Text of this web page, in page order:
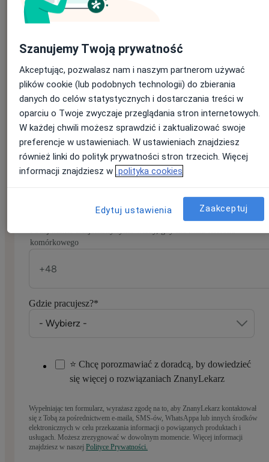
Imię*
Nazwisko *
E-mail
Jeśli masz konto na ZnanyLekarz, podaj e-mail, którym się
logujesz
komórkowego
Gdzie pracujesz?*
⭐ Chcę porozmawiać z doradcą, by dowiedzieć
się więcej o rozwiązaniach ZnanyLekarz
Wypełniając ten formularz, wyrażasz zgodę na to, aby ZnanyLekarz kontaktował
się z Tobą za pośrednictwem e-maila, SMS-ów, WhatsAppa lub innych środków
elektronicznych w celu przekazania informacji o powiązanych produktach i
usługach. Możesz zrezygnować w dowolnym momencie. Więcej informacji
znajdziesz w naszej Polityce Prywatności.
Szanujemy Twoją prywatność
Akceptując, pozwalasz nam i naszym partnerom używać
plików cookie (lub podobnych technologii) do zbierania
danych do celów statystycznych i dostarczania treści w
oparciu o Twoje zwyczaje przeglądania stron internetowych.
W każdej chwili możesz sprawdzić i zaktualizować swoje
preferencje w ustawieniach. W ustawieniach znajdziesz
również linki do polityk prywatności stron trzecich. Więcej
informacji znajdziesz w polityka cookies
Edytuj ustawienia Zaakceptuj